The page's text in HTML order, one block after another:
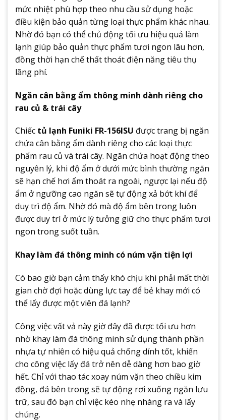
mức nhiệt phù hợp theo nhu cầu sử dụng hoặc
điều kiện bảo quản từng loại thực phẩm khác nhau.
Nhờ đó bạn có thể chủ động tối ưu hiệu quả làm
lạnh giúp bảo quản thực phẩm tươi ngon lâu hơn,
đồng thời hạn chế thất thoát điện năng tiêu thụ
lãng phí.
Ngăn cân bằng ẩm thông minh dành riêng cho
rau củ & trái cây
Chiếc tủ lạnh Funiki FR-156ISU được trang bị ngăn
chứa cân bằng ẩm dành riêng cho các loại thực
phẩm rau củ và trái cây. Ngăn chứa hoạt động theo
nguyên lý, khi độ ẩm ở dưới mức bình thường ngăn
sẽ hạn chế hơi ẩm thoát ra ngoài, ngược lại nếu độ
ẩm ở ngưỡng cao ngăn sẽ tự động xả bớt khí để
duy trì độ ẩm. Nhờ đó mà độ ẩm bên trong luôn
được duy trì ở mức lý tưởng giữ cho thực phẩm tươi
ngon trong suốt tuần.
Khay làm đá thông minh có núm vặn tiện lợi
Có bao giờ bạn cảm thấy khó chịu khi phải mất thời
gian chờ đợi hoặc dùng lực tay để bẻ khay mới có
thể lấy được một viên đá lạnh?
Công việc vất vả này giờ đây đã được tối ưu hơn
nhờ khay làm đá thông minh sử dụng thành phần
nhựa tự nhiên có hiệu quả chống dính tốt, khiến
cho công việc lấy đá trở nên dễ dàng hơn bao giờ
hết. Chỉ với thao tác xoay núm vặn theo chiều kim
đồng, đá bên trong sẽ tự động rơi xuống ngăn lưu
trữ, sau đó bạn chỉ việc kéo nhẹ nhàng ra và lấy
chúng.